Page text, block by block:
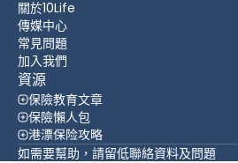
關於10Life
傳媒中心
常見問題
加入我們
資源
保險教育文章
保險懶人包
港漂保险攻略
如需要幫助，請留低聯絡資料及問題